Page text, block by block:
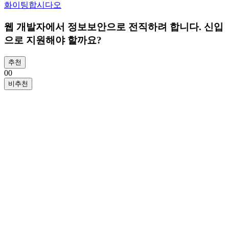
화이팅합시다오
웹 개발자에서 정보보안으로 전직하려 합니다. 신입
으로 지원해야 할까요?
추천
00
비추천